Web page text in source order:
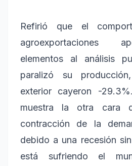
Refirió que el
agroexportaciones
elementos al análisis
paralizó su
exterior cayeron -
muestra la otra cara
contracción de la
debido a una recesión
está sufriendo el